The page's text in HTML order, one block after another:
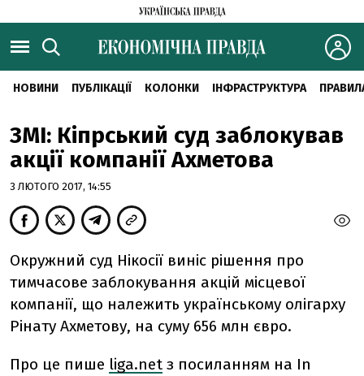
НОВИНИ ПУБЛІКАЦІЇ КОЛОНКИ ІНФРАСТРУКТУРА
ЗМІ: Кіпрський суд заблокував
акції компанії Ахметова
3 ЛЮТОГО 2017, 14:55
Окружний суд Нікосії виніс рішення про
тимчасове заблокування акцій місцевої
компанії, що належить українському олігарху
Рінату Ахметову, на суму 656 млн євро.
Про це пише liga.net з посиланням на In